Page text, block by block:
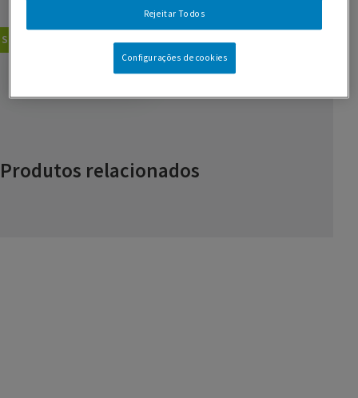
50 ml de Natas Longa Vida
Sobremesas Bolos
Produtos relacionados
Rejeitar Todos
Configurações de cookies